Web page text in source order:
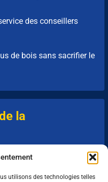
utilisons des technologies telles
des conseillers
de bois sans sacrifier le
la